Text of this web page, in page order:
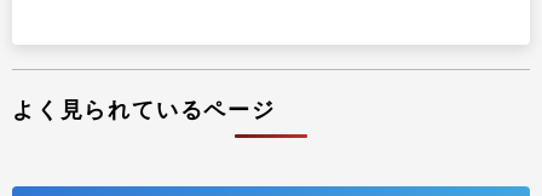
よく見られているページ